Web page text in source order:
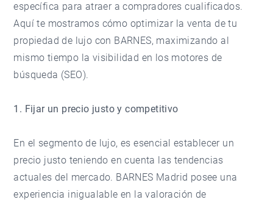
específica para atraer a compradores cualificados.
Aquí te mostramos cómo optimizar la venta de tu
propiedad de lujo con BARNES, maximizando al
mismo tiempo la visibilidad en los motores de
búsqueda (SEO).
1. Fijar un precio justo y competitivo
En el segmento de lujo, es esencial establecer un
precio justo teniendo en cuenta las tendencias
actuales del mercado. BARNES Madrid posee una
experiencia inigualable en la valoración de